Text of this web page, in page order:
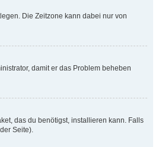
Die Zeitzone kann dabei nur von
damit er das Problem beheben
das du benötigst, installieren kann. Falls
Seite).